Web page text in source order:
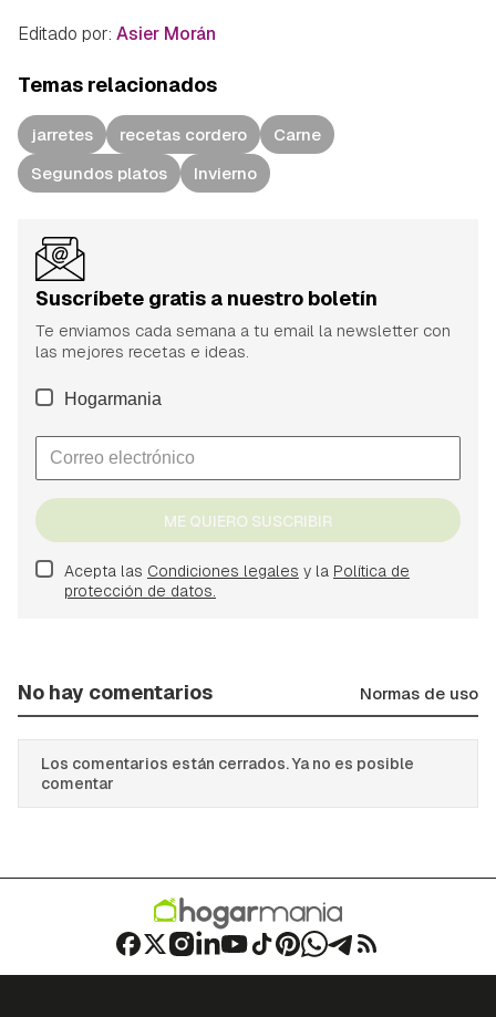
Editado por: Asier Morán
Temas relacionados
jarretes recetas cordero
Carne
Segundos platos
Invierno
Suscríbete gratis a nuestro boletín
Te enviamos cada semana a tu email la newsletter con
las mejores recetas e ideas.
Hogarmania
ME QUIERO SUSCRIBIR
Acepta las Condiciones legales y la Política de
protección de datos.
No hay comentarios Normas de uso
Los comentarios están cerrados. Ya no es posible
comentar